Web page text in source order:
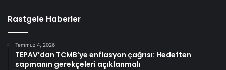
Rastgele Haberler
Temmuz 4, 2026
TEPAV’dan TCMB’ye enflasyon çağrısı: Hedeften
sapmanın gerekçeleri açıklanmalı